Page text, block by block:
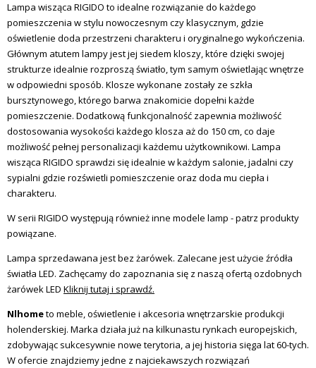
Lampa wisząca RIGIDO to idealne rozwiązanie do każdego
pomieszczenia w stylu nowoczesnym czy klasycznym, gdzie
oświetlenie doda przestrzeni charakteru i oryginalnego wykończenia.
Głównym atutem lampy jest jej siedem kloszy, które dzięki swojej
strukturze idealnie rozproszą światło, tym samym oświetlając wnętrze
w odpowiedni sposób. Klosze wykonane zostały ze szkła
bursztynowego, którego barwa znakomicie dopełni każde
pomieszczenie. Dodatkową funkcjonalność zapewnia możliwość
dostosowania wysokości każdego klosza aż do 150 cm, co daje
możliwość pełnej personalizacji każdemu użytkownikowi. Lampa
wisząca RIGIDO sprawdzi się idealnie w każdym salonie, jadalni czy
sypialni gdzie rozświetli pomieszczenie oraz doda mu ciepła i
charakteru.
W serii RIGIDO występują również inne modele lamp - patrz produkty
powiązane.
Lampa sprzedawana jest bez żarówek. Zalecane jest użycie źródła
światła LED. Zachęcamy do zapoznania się z naszą ofertą ozdobnych
żarówek LED Kliknij tutaj i sprawdź.
Nlhometo meble, oświetlenie i akcesoria wnętrzarskie produkcji
holenderskiej. Marka działa już na kilkunastu rynkach europejskich,
zdobywając sukcesywnie nowe terytoria, a jej historia sięga lat 60-tych.
W ofercie znajdziemy jedne z najciekawszych rozwiązań